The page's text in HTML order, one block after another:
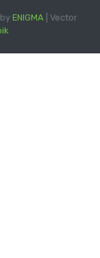
ENIGMA| Vector